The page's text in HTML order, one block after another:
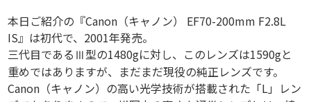
本日ご紹介の『Canon（キャノン） EF70-200mm F2.8L
IS』は初代で、2001年発売。
三代目であるⅢ型の1480gに対し、このレンズは1590gと
重めではありますが、まだまだ現役の純正レンズです。
Canon（キャノン）の高い光学技術が搭載された「L」レン